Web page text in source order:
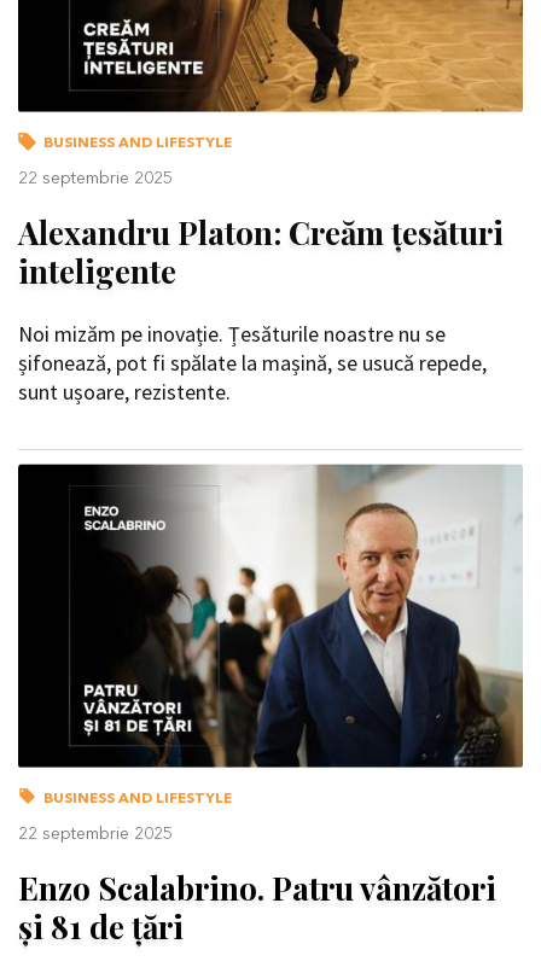
BUSINESS AND LIFESTYLE
22 septembrie 2025
Alexandru Platon: Creăm țesături
inteligente
Noi mizăm pe inovație. Țesăturile noastre nu se
șifonează, pot fi spălate la mașină, se usucă repede,
sunt ușoare, rezistente.
BUSINESS AND LIFESTYLE
22 septembrie 2025
Enzo Scalabrino. Patru vânzători
și 81 de țări